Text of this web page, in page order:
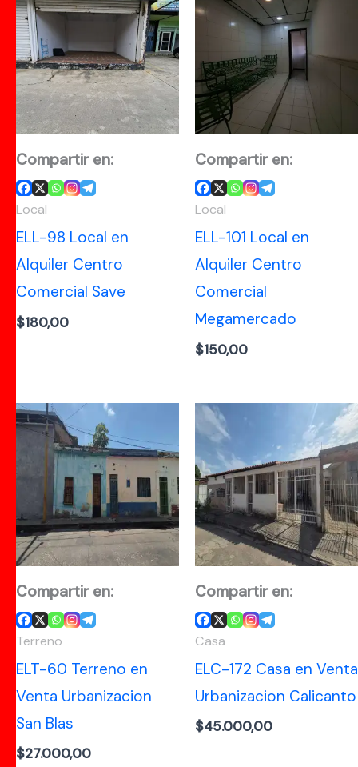
Compartir en:
Local
ELL-98 Local en
Alquiler Centro
Comercial Save
$180,00
Compartir en:
Local
ELL-101 Local en
Alquiler Centro
Comercial
Megamercado
$150,00
Compartir en:
Terreno
ELT-60 Terreno en
Venta Urbanizacion
San Blas
$27.000,00
Compartir en:
Casa
ELC-172 Casa en Venta
Urbanizacion Calicanto
$45.000,00